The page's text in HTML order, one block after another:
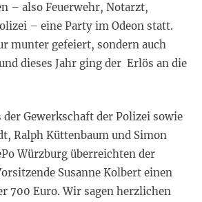
– also Feuerwehr, Notarzt,
– eine Party im Odeon statt.
munter gefeiert, sondern auch
dieses Jahr ging der Erlös an die
Gewerkschaft der Polizei sowie
Ralph Küttenbaum und Simon
Würzburg überreichten der
Susanne Kolbert einen
700 Euro. Wir sagen herzlichen